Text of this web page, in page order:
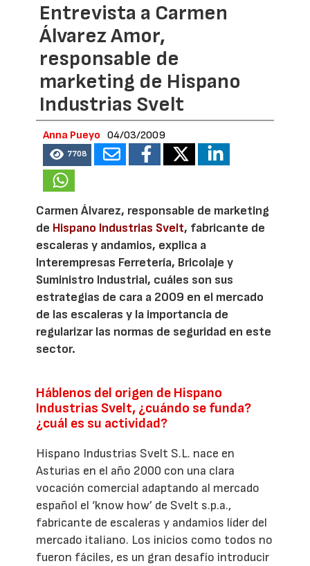
Entrevista a Carmen
Álvarez Amor,
responsable de
marketing de Hispano
Industrias Svelt
Anna Pueyo 04/03/2009
7708
Carmen Álvarez, responsable de marketing
de Hispano Industrias Svelt, fabricante de
escaleras y andamios, explica a
Interempresas Ferretería, Bricolaje y
Suministro Industrial, cuáles son sus
estrategias de cara a 2009 en el mercado
de las escaleras y la importancia de
regularizar las normas de seguridad en este
sector.
Háblenos del origen de Hispano
Industrias Svelt, ¿cuándo se funda?
¿cuál es su actividad?
Hispano Industrias Svelt S.L. nace en
Asturias en el año 2000 con una clara
vocación comercial adaptando al mercado
español el ‘know how’ de Svelt s.p.a.,
fabricante de escaleras y andamios líder del
mercado italiano. Los inicios como todos no
fueron fáciles, es un gran desafío introducir